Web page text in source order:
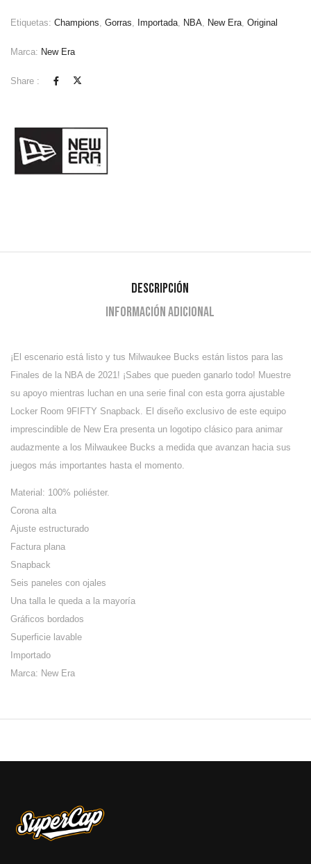
Etiquetas: Champions, Gorras, Importada, NBA, New Era, Original
Marca: New Era
Share :
Descripción
Información adicional
¡El escenario está listo y tus Milwaukee Bucks están listos para las
Finales de la NBA de 2021! ¡Sabes que pueden ganarlo todo! Muestre
su apoyo mientras luchan en una serie final con esta gorra ajustable
Locker Room 9FIFTY Snapback. El diseño exclusivo de este equipo
imprescindible de New Era presenta un logotipo clásico para animar
audazmente a los Milwaukee Bucks a medida que avanzan hacia sus
juegos más importantes hasta el momento.
Material: 100% poliéster.
Corona alta
Ajuste estructurado
Factura plana
Snapback
Seis paneles con ojales
Una talla le queda a la mayoría
Gráficos bordados
Superficie lavable
Importado
Marca: New Era